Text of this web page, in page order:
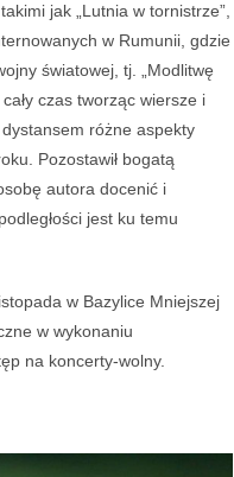
jak „Lutnia w tornistrze”,
w Rumunii, gdzie
światowej, tj. „Modlitwę
czas tworząc wiersze i
różne aspekty
Pozostawił bogatą
autora docenić i
jest ku temu
w Bazylice Mniejszej
w wykonaniu
na koncerty-wolny.